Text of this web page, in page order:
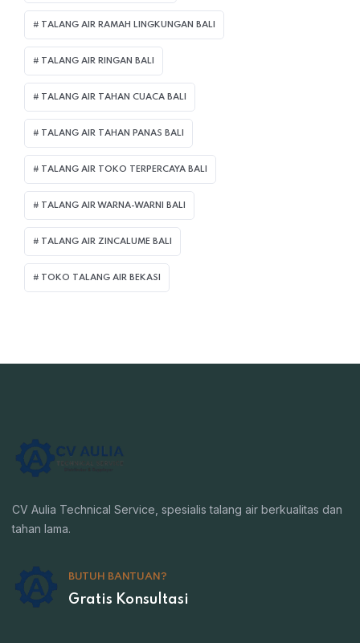
TALANG AIR RAMAH LINGKUNGAN BALI
TALANG AIR RINGAN BALI
TALANG AIR TAHAN CUACA BALI
TALANG AIR TAHAN PANAS BALI
TALANG AIR TOKO TERPERCAYA BALI
TALANG AIR WARNA-WARNI BALI
TALANG AIR ZINCALUME BALI
TOKO TALANG AIR BEKASI
CV Aulia Technical Service, spesialis talang air berkualitas dan
tahan lama.
BUTUH BANTUAN?
Gratis Konsultasi